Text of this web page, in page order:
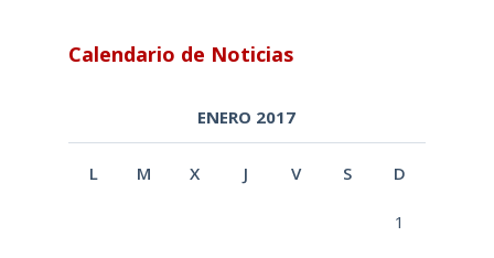
Calendario de Noticias
ENERO 2017
L M X J V S D
1